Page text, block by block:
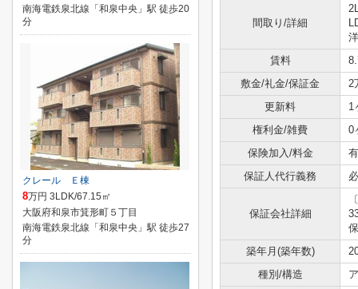
間取り/詳細
賃料
敷金/礼金/保証金
2
更新料
1
権利金/雑費
0
保険加入/料金
保証人代行義務
保証会社詳細
築年月(築年数)
種別/構造
南海電鉄泉北線「和泉中央」駅 徒歩20
分
クレール Ｅ棟
8万円 3LDK/67.15㎡
大阪府和泉市箕形町５丁目
南海電鉄泉北線「和泉中央」駅 徒歩27
分